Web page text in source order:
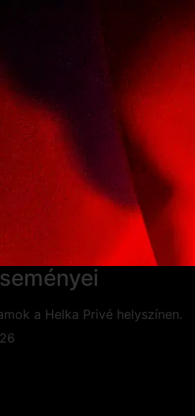
a Helka Privé helyszínen.